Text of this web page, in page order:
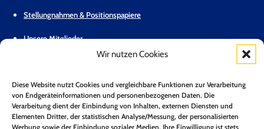
Wir nutzen Cookies
Diese Website nutzt Cookies und vergleichbare Funktionen zur Verarbeitung
von Endgeräteinformationen und personenbezogenen Daten. Die
Verarbeitung dient der Einbindung von Inhalten, externen Diensten und
Elementen Dritter, der statistischen Analyse/Messung, der personalisierten
Werbung sowie der Einbindung sozialer Medien. Ihre Einwilligung ist stets
Stellungnahmen & Positionspapiere
Unsere Mitglieder
Pressemitteilungen
Mitglied werden